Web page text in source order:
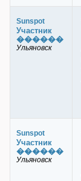
Sunspot
Участник
������
Ульяновск
Sunspot
Участник
������
Ульяновск